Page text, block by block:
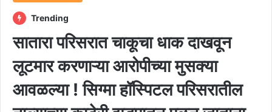
Trending
सातारा परिसरात चाकूचा धाक दाखवून
लूटमार करणाऱ्या आरोपीच्या मुसक्या
आवळल्या ! सिग्मा हॉस्पिटल परिसरातील